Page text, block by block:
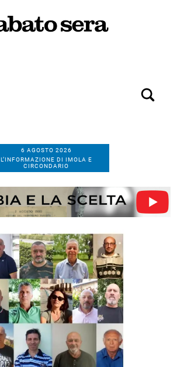
6 AGOSTO 2026
L’INFORMAZIONE DI IMOLA E
CIRCONDARIO